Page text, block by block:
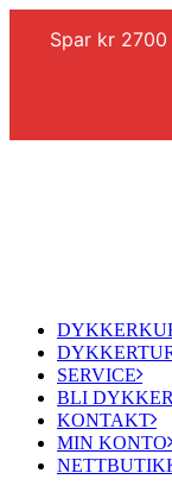
Spar kr
SERVICE
BLI
KONTAKT
MIN KONTO